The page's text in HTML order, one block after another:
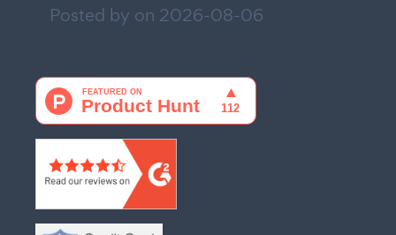
Posted by on 2026-08-06